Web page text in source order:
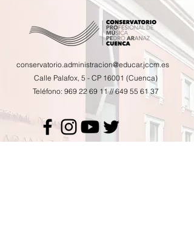
conservatorio.administracion@educar.jccm.es
Calle Palafox, 5 - CP 16001 (Cuenca)
Teléfono: 969 22 69 11//649 55 61 37